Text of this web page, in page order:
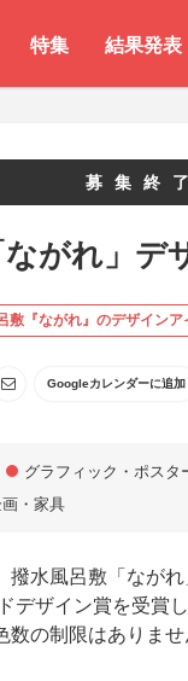
特集 結果発表
募集終
がれ」デ
敷『ながれ』のデザインア
Googleカレンダーに追加
グラフィック・ポスタ
・家具
撥水風呂敷「なが
デザイン賞を受賞
数の制限はありま